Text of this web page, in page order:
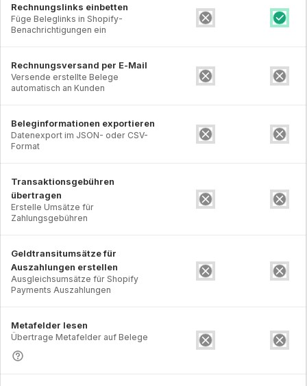
Rechnungslinks einbetten
Füge Beleglinks in Shopify-
Benachrichtigungen ein
Rechnungsversand per E-Mail
Versende erstellte Belege
automatisch an Kunden
Beleginformationen exportieren
Datenexport im JSON- oder CSV-
Format
Transaktionsgebühren
übertragen
Erstelle Umsätze für
Zahlungsgebühren
Geldtransitumsätze für
Auszahlungen erstellen
Ausgleichsumsätze für Shopify
Payments Auszahlungen
Metafelder lesen
Übertrage Metafelder auf Belege